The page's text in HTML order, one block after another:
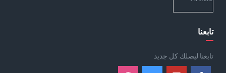
تابعنا
تابعنا ليصلك كل جديد